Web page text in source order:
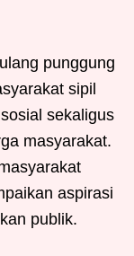
punggung
sipil
sekaligus
masyarakat.
aspirasi
publik.